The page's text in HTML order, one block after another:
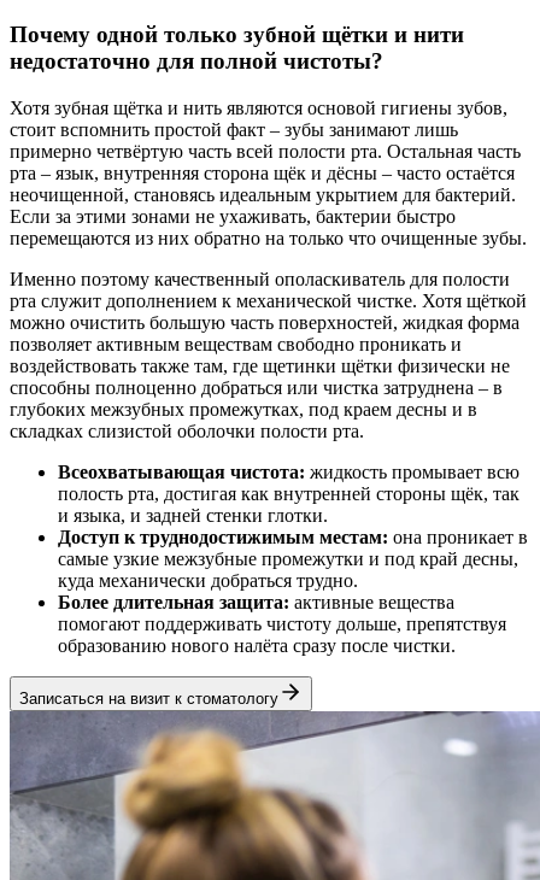
Почему одной только зубной щётки и нити
недостаточно для полной чистоты?
Хотя зубная щётка и нить являются основой гигиены зубов,
стоит вспомнить простой факт – зубы занимают лишь
примерно четвёртую часть всей полости рта. Остальная часть
рта – язык, внутренняя сторона щёк и дёсны – часто остаётся
неочищенной, становясь идеальным укрытием для бактерий.
Если за этими зонами не ухаживать, бактерии быстро
перемещаются из них обратно на только что очищенные зубы.
Именно поэтому качественный ополаскиватель для полости
рта служит дополнением к механической чистке. Хотя щёткой
можно очистить большую часть поверхностей, жидкая форма
позволяет активным веществам свободно проникать и
воздействовать также там, где щетинки щётки физически не
способны полноценно добраться или чистка затруднена – в
глубоких межзубных промежутках, под краем десны и в
складках слизистой оболочки полости рта.
Всеохватывающая чистота: жидкость промывает всю
полость рта, достигая как внутренней стороны щёк, так
и языка, и задней стенки глотки.
Доступ к труднодостижимым местам: она проникает в
самые узкие межзубные промежутки и под край десны,
куда механически добраться трудно.
Более длительная защита: активные вещества
помогают поддерживать чистоту дольше, препятствуя
образованию нового налёта сразу после чистки.
Записаться на визит к стоматологу